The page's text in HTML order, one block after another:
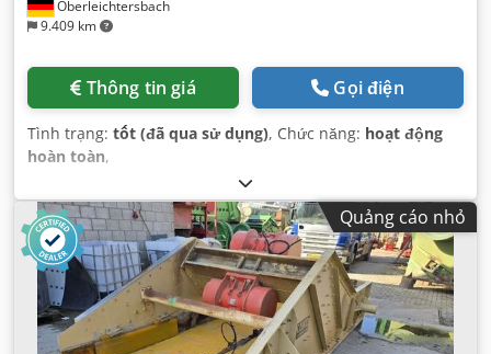
Oberleichtersbach
9.409 km
Thông tin giá Gọi điện
Tình trạng: tốt (đã qua sử dụng), Chức năng: hoạt động
hoàn toàn,
Quảng cáo nhỏ